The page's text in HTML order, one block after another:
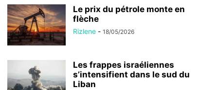
Le prix du pétrole monte en
flèche
Rizlene - 18/05/2026
Les frappes israéliennes
s’intensifient dans le sud du
Liban